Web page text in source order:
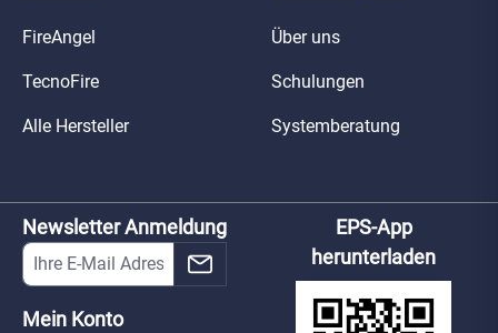
FireAngel
TecnoFire
Alle Hersteller
Über uns
Schulungen
Systemberatung
Newsletter Anmeldung
Mein Konto
EPS-App
herunterladen